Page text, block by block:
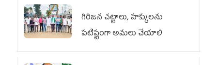
గిరిజన చట్టాలు, హక్కులను
పటిష్టంగా అమలు చేయాలి